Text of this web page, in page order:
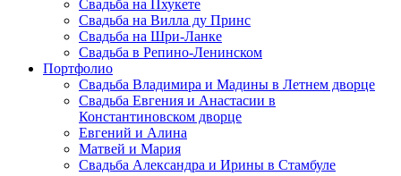
Свадьба на Пхукете
Свадьба на Вилла ду Принс
Свадьба на Шри-Ланке
Свадьба в Репино-Ленинском
Портфолио
Свадьба Владимира и Мадины в Летнем дворце
Свадьба Евгения и Анастасии в
Константиновском дворце
Евгений и Алина
Матвей и Мария
Свадьба Александра и Ирины в Стамбуле